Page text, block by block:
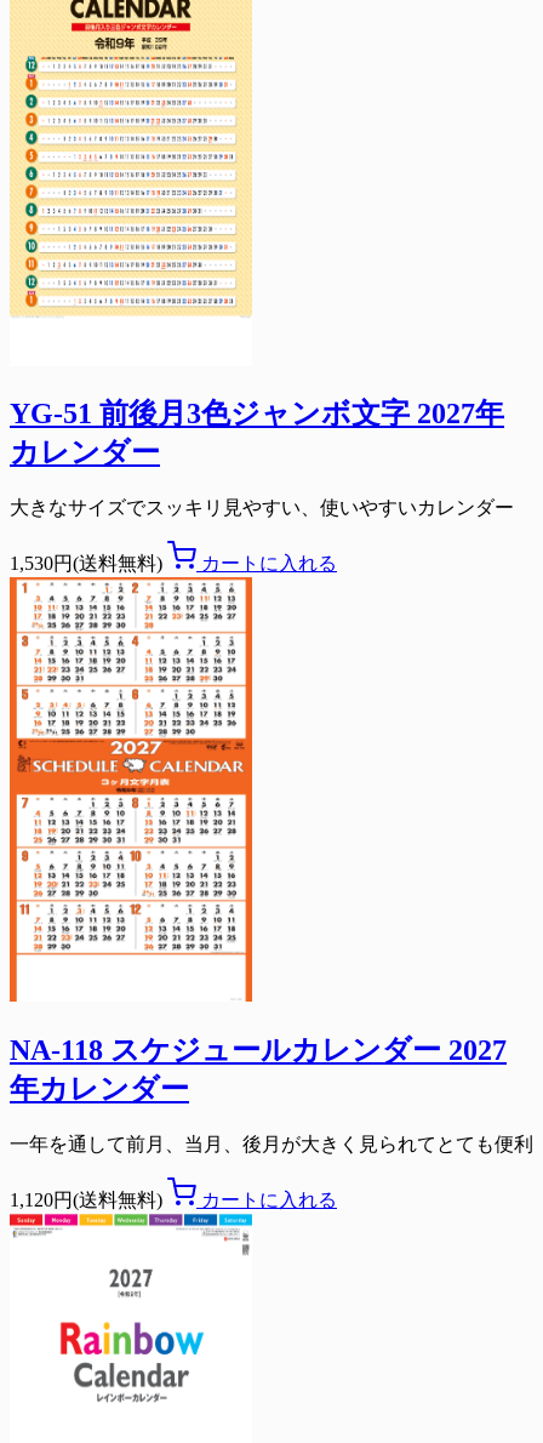
YG-51 前後月3色ジャンボ文字 2027年
カレンダー
大きなサイズでスッキリ見やすい、使いやすいカレンダー
1,530円(送料無料) カートに入れる
NA-118 スケジュールカレンダー 2027
年カレンダー
一年を通して前月、当月、後月が大きく見られてとても便利
1,120円(送料無料) カートに入れる